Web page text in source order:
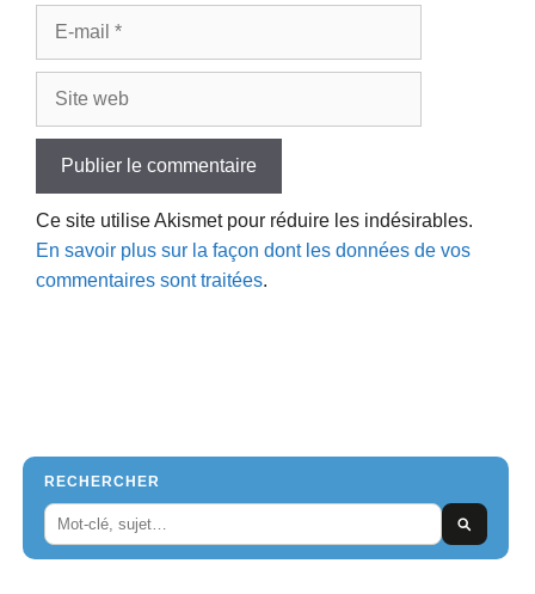
Ce site utilise Akismet pour réduire les indésirables.
En savoir plus sur la façon dont les données de vos
commentaires sont traitées.
RECHERCHER